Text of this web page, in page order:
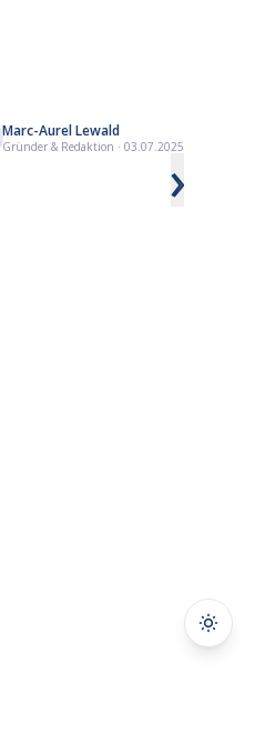
Marc-Aurel Lewald
Gründer & Redaktion · 03.07.2025
Kette
Arxis IPO:
die Nasdaq
›